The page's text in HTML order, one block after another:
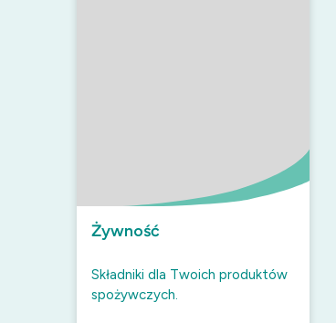
Żywność
Składniki dla Twoich produktów
spożywczych.